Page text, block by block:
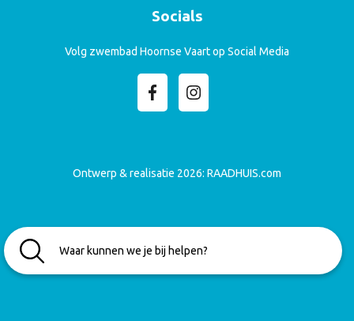
Socials
Volg zwembad Hoornse Vaart op Social Media
Ontwerp & realisatie 2026: RAADHUIS.com